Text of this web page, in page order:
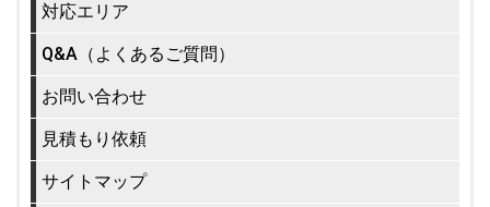
対応エリア
Q&A（よくあるご質問）
お問い合わせ
見積もり依頼
サイトマップ